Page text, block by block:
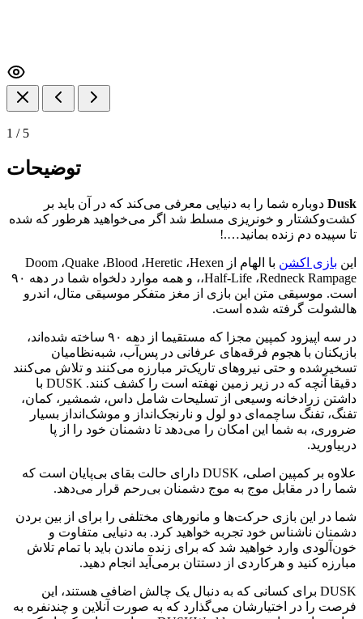
1 / 5
توضیحات
Dusk دوباره شما را به دنیایی معرفی می‌کند که در آن باید بر
کشت‌وکشتار و خونریزی مسلط شد اگر می‌خواهید هرطور که شده
تا سپیده دم زنده بمانید….!
این بازی اکشن
با الهام از Doom ،Quake ،Blood ،Heretic ،Hexen
،Half-Life ،Redneck Rampage، و همه موارد دلخواه شما در دهه ۹۰
است. موسیقی متن این بازی از مغز متفکر موسیقی متال، اندرو
هالشولت گرفته شده است.
در سه اپیزود کمپین مجزا که مستقیما از دهه ۹۰ ساخته شده‌اند،
بازیکنان با هجوم فرقه‌های عرفانی در پس‌آب، شبه‌نظامیان
تسخیرشده و حتی نیروهای تاریک‌تر مبارزه می‌کنند و تلاش می‌کنند
دقیقا آنچه که در زیر زمین نهفته است را کشف کنند. DUSK با
داشتن زرادخانه وسیعی از تسلیحات شامل داس، شمشیر، کمان،
تفنگ، تفنگ ساچمه‌ای دو لول و نارنجک‌انداز و موشک‌انداز بسیار
ضروری، به شما این امکان را می‌دهد تا دشمنان خود را از پا
دربیاورید.
علاوه بر کمپین اصلی، DUSK دارای حالت بقای بی‌پایان است که
شما را در مقابل موج به موج دشمنان بی‌رحم قرار می‌دهد.
شما در این بازی حرکت‌ها و مانورهای مختلفی را برای از بین بردن
دشمنان ناشناس خود تجربه خواهید کرد. به دنیایی متفاوت و
خون‌آلودی وارد خواهید شد که برای زنده ماندن باید با تمام تلاش
مبارزه کنید و هرکاردی از دستتان برمی‌آید انجام دهید.
DUSK برای کسانی که به دنبال یک چالش اضافی هستند، این
فرصت را در اختیارشان می‌گذارد که به صورت آنلاین و چندنفره به